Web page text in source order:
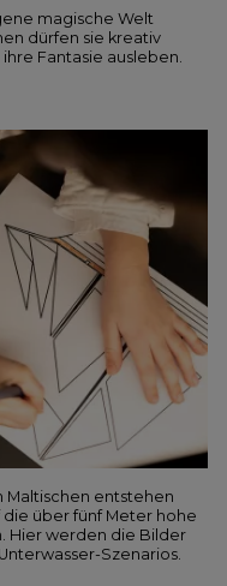
magische Welt
dürfen sie kreativ
Fantasie ausleben.
Maltischen entstehen
über fünf Meter hohe
Hier werden die Bilder
Szenarios.